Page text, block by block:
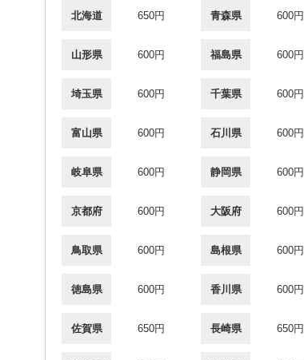
北海道 650円 青森県 600円
山形県 600円 福島県 600円
埼玉県 600円 千葉県 600円
富山県 600円 石川県 600円
岐阜県 600円 静岡県 600円
京都府 600円 大阪府 600円
鳥取県 600円 島根県 600円
徳島県 600円 香川県 600円
佐賀県 650円 長崎県 650円